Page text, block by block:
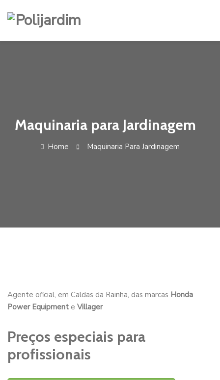
Maquinaria para Jardinagem
Home Maquinaria Para Jardinagem
Agente oficial, em Caldas da Rainha, das marcas Honda
Power Equipment e Villager
Preços especiais para
profissionais